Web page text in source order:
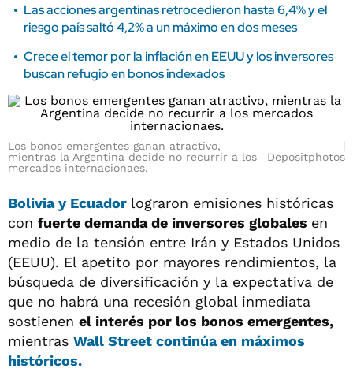
Las acciones argentinas retrocedieron hasta 6,4% y el
riesgo país saltó 4,2% a un máximo en dos meses
Crece el temor por la inflación en EEUU y los inversores
buscan refugio en bonos indexados
Los bonos emergentes ganan atractivo,
mientras la Argentina decide no recurrir a los
mercados internacionaes.
Depositphotos
Bolivia y Ecuador lograron emisiones históricas
con fuerte demanda de inversores globales en
medio de la tensión entre Irán y Estados Unidos
(EEUU). El apetito por mayores rendimientos, la
búsqueda de diversificación y la expectativa de
que no habrá una recesión global inmediata
sostienen el interés por los bonos emergentes,
mientras Wall Street continúa en máximos
históricos.